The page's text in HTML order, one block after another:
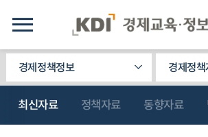
경제정책정보 경제정
최신자료 정책자료 동향자료